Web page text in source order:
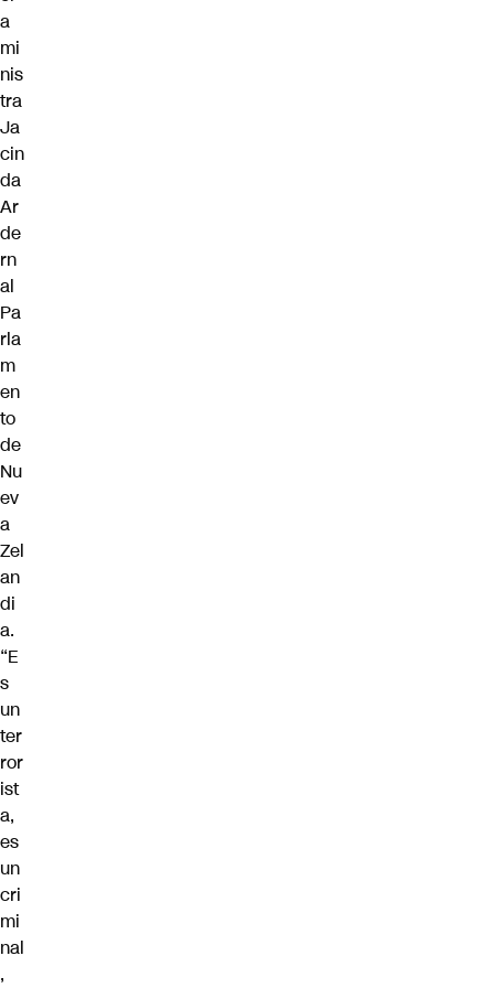
a
mi
nis
tra
Ja
cin
da
Ar
de
rn
al
Pa
rla
m
en
to
de
Nu
ev
a
Zel
an
di
a.
“E
s
un
ter
ror
ist
a,
es
un
cri
mi
nal
,